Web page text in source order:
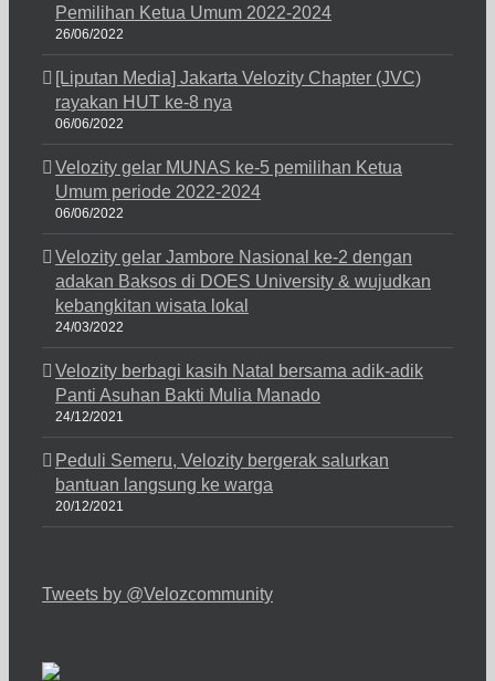
Pemilihan Ketua Umum 2022-2024
26/06/2022
[Liputan Media] Jakarta Velozity Chapter (JVC)
rayakan HUT ke-8 nya
06/06/2022
Velozity gelar MUNAS ke-5 pemilihan Ketua
Umum periode 2022-2024
06/06/2022
Velozity gelar Jambore Nasional ke-2 dengan
adakan Baksos di DOES University & wujudkan
kebangkitan wisata lokal
24/03/2022
Velozity berbagi kasih Natal bersama adik-adik
Panti Asuhan Bakti Mulia Manado
24/12/2021
Peduli Semeru, Velozity bergerak salurkan
bantuan langsung ke warga
20/12/2021
Tweets by @Velozcommunity